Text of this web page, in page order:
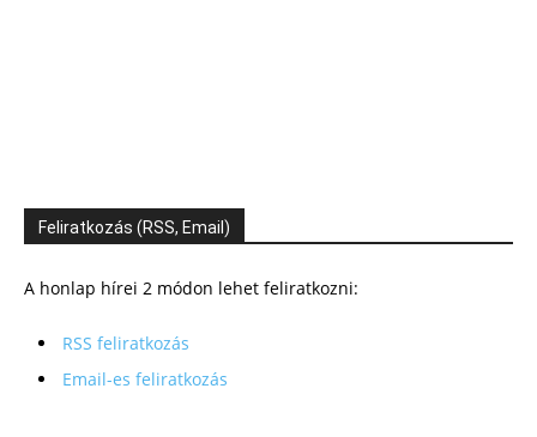
Feliratkozás (RSS, Email)
A honlap hírei 2 módon lehet feliratkozni:
RSS feliratkozás
Email-es feliratkozás